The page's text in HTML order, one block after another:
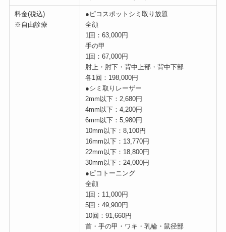
料金(税込)
※自由診療
●ピコスポットシミ取り放題
全顔
1回：63,000円
手の甲
1回：67,000円
肘上・肘下・背中上部・背中下部
各1回：198,000円
●シミ取りレーザー
2mm以下：2,680円
4mm以下：4,200円
6mm以下：5,980円
10mm以下：8,100円
16mm以下：13,770円
22mm以下：18,800円
30mm以下：24,000円
●ピコトーニング
全顔
1回：11,000円
5回：49,900円
10回：91,660円
首・手の甲・ワキ・乳輪・鼠径部